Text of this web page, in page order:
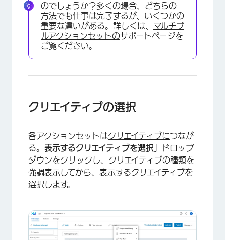
のでしょうか？多くの場合、どちらの
方法でも仕事は完了するが、いくつかの
重要な違いがある。詳しくは、 マルチプ
ルアクションセットのサポートページを
ご覧ください。
クリエイティブの選択
各アクションセットはクリエイティブにつなが
る。 表示するクリエイティブを選択 ］ドロップ
ダウンをクリックし、クリエイティブの種類を
強調表示してから、表示するクリエイティブを
選択します。